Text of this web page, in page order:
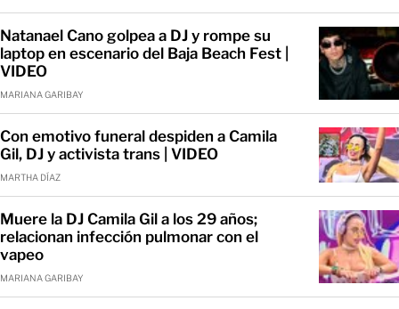
Natanael Cano golpea a DJ y rompe su
laptop en escenario del Baja Beach Fest |
VIDEO
MARIANA GARIBAY
Con emotivo funeral despiden a Camila
Gil, DJ y activista trans | VIDEO
MARTHA DÍAZ
Muere la DJ Camila Gil a los 29 años;
relacionan infección pulmonar con el
vapeo
MARIANA GARIBAY